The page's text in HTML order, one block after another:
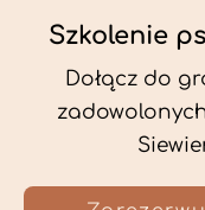
Szkolenie
Dołącz do